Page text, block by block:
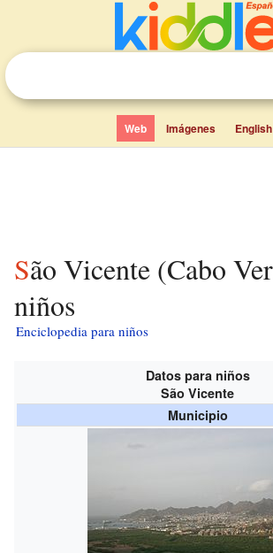
Web Imágenes English
São Vicente (Cabo Verde) para
niños
Enciclopedia para niños
Datos para niños
São Vicente
Municipio